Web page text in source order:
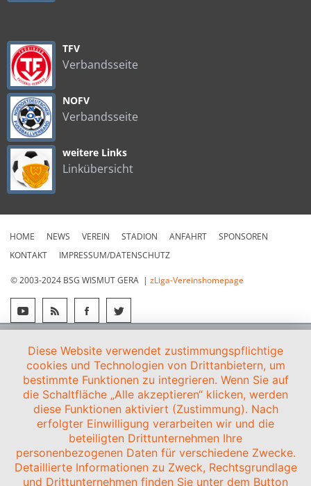
TFV
Verbandsseite
NOFV
Verbandsseite
weitere Links
Linkübersicht
HOME NEWS VEREIN STADION ANFAHRT
SPONSOREN
KONTAKT
IMPRESSUM/DATENSCHUTZ
© 2003-2024 BSG WISMUT GERA | zLiga-Vereinshomepage
Diese Website verwendet zustimmungspflichtige
cookies und Technologien von Drittanbietern, um
bestimmte Funktionen zu integrieren. Wenn Sie auf
die Schaltfläche „Alle akzeptieren“ klicken, werden
diese Funktionen aktiviert (Zustimmung). Nach
erfolgter Einwilligung verarbeiten wir und die
beteiligten Drittunternehmen Ihre
personenbezogenen Daten für verschiedene Zwecke.
Detaillierte Informationen zu Zweck, Rechtsgrundlage
und Drittunternehmen finden Sie unter dem Button